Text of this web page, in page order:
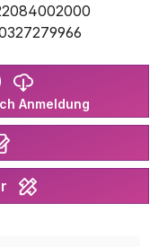
Anmeldung